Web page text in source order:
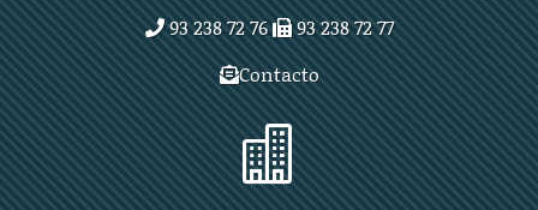
93 238 72 76
93 238 72 77
Contacto
